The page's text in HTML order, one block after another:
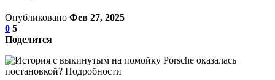
Опубликовано Фев 27, 2025
0 5
Поделится